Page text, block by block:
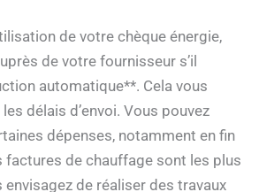
de votre chèque énergie,
de votre fournisseur s’il
automatique**. Cela vous
délais d’envoi. Vous pouvez
dépenses, notamment en fin
factures de chauffage sont les plus
envisagez de réaliser des travaux